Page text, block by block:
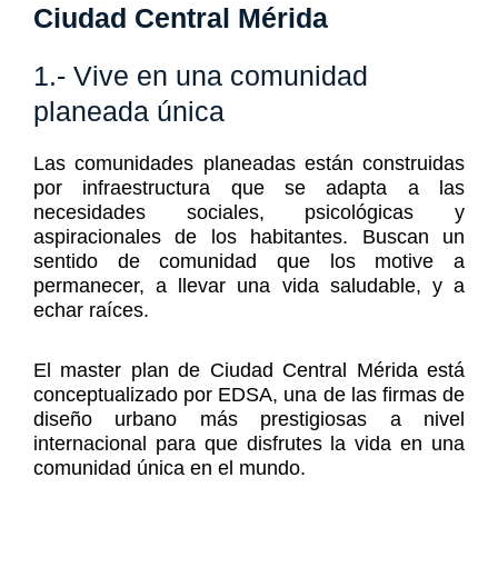
Ciudad Central Mérida
1.- Vive en una comunidad
planeada única
Las comunidades planeadas están construidas
por infraestructura que se adapta a las
necesidades sociales, psicológicas y
aspiracionales de los habitantes. Buscan un
sentido de comunidad que los motive a
permanecer, a llevar una vida saludable, y a
echar raíces.
El master plan de Ciudad Central Mérida está
conceptualizado por EDSA, una de las firmas de
diseño urbano más prestigiosas a nivel
internacional para que disfrutes la vida en una
comunidad única en el mundo.